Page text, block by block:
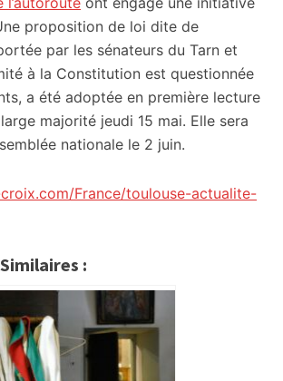
proposition de loi dite de
par les sénateurs du Tarn et
à la Constitution est questionnée
a été adoptée en première lecture
majorité jeudi 15 mai. Elle sera
nationale le 2 juin.
France/toulouse-actualite-
: